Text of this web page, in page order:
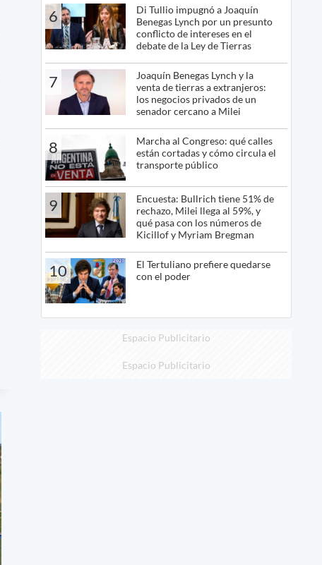
6
Di Tullio impugnó a Joaquín
Benegas Lynch por un presunto
conflicto de intereses en el
debate de la Ley de Tierras
7
Joaquín Benegas Lynch y la
venta de tierras a extranjeros:
los negocios privados de un
senador cercano a Milei
8
Marcha al Congreso: qué calles
están cortadas y cómo circula el
transporte público
9
Encuesta: Bullrich tiene 51% de
rechazo, Milei llega al 59%, y
qué pasa con los números de
Kicillof y Myriam Bregman
10
El Tertuliano prefiere quedarse
con el poder
Espacio Publicitario
Espacio Publicitario